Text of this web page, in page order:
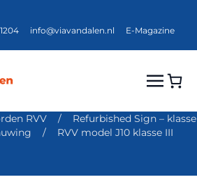
info@viavandalen.nl E-Magazine
RVV /
Refurbished Sign – klasse
/
RVV model J10 klasse III